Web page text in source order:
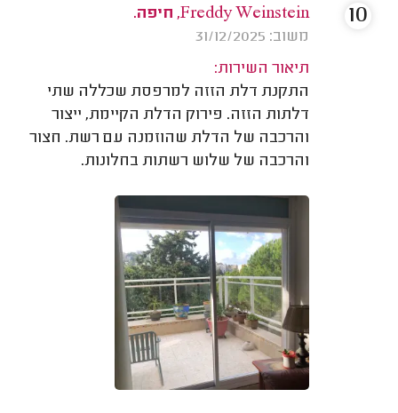
Freddy Weinstein, חיפה.
משוב: 31/12/2025
תיאור השירות:
התקנת דלת הזזה למרפסת שכללה שתי
דלתות הזזה. פירוק הדלת הקיימת, ייצור
והרכבה של הדלת שהוזמנה עם רשת. חצור
והרכבה של שלוש רשתות בחלונות.
10